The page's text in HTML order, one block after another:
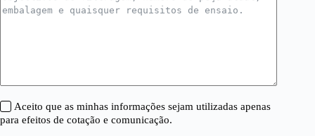
Aceito que as minhas informações sejam utilizadas apenas
para efeitos de cotação e comunicação.